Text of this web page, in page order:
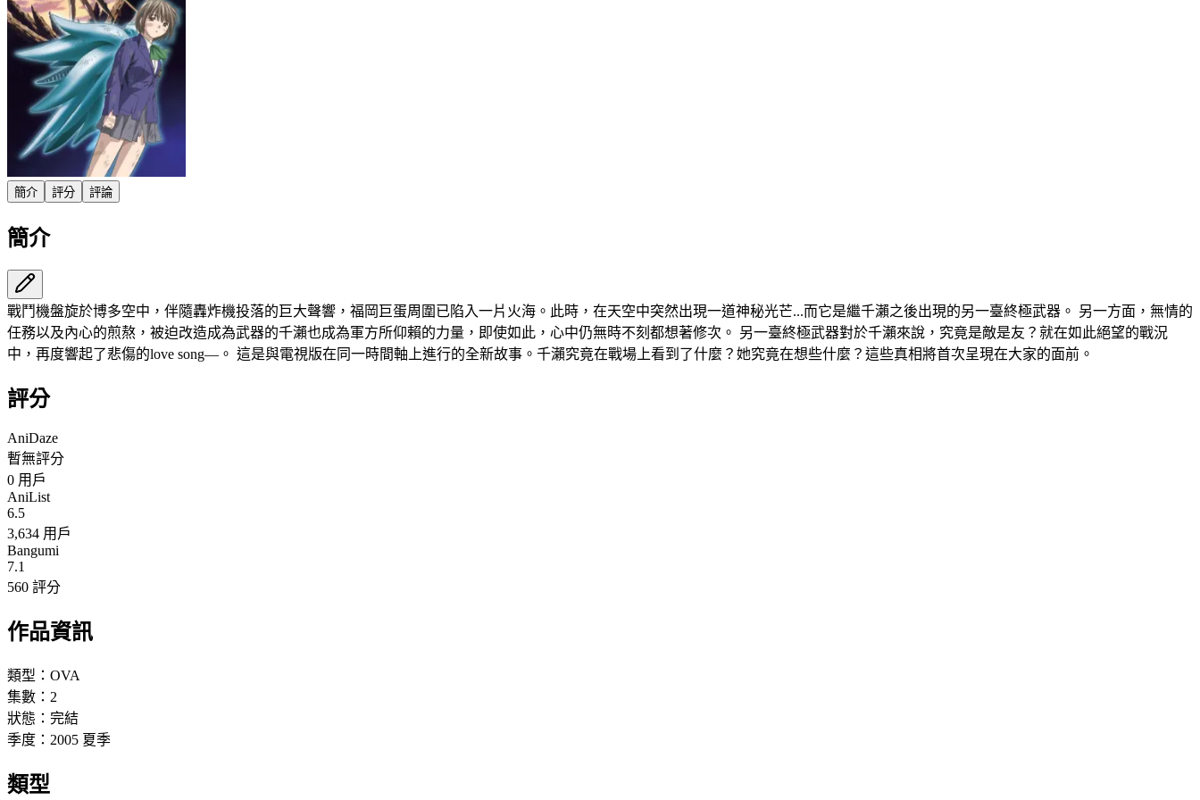
簡介 評分 評論
簡介
戰鬥機盤旋於博多空中，伴隨轟炸機投落的巨大聲響，福岡巨蛋周圍已陷入一片火海。此時，在天空中突然出現一道神秘光芒...而它是繼千瀨之後出現的另一臺終極武器。 另一方面，無情的
任務以及內心的煎熬，被迫改造成為武器的千瀨也成為軍方所仰賴的力量，即使如此，心中仍無時不刻都想著修次。 另一臺終極武器對於千瀨來說，究竟是敵是友？就在如此絕望的戰況
中，再度響起了悲傷的love song—。 這是與電視版在同一時間軸上進行的全新故事。千瀨究竟在戰場上看到了什麼？她究竟在想些什麼？這些真相將首次呈現在大家的面前。
評分
AniDaze
暫無評分
0 用戶
AniList
6.5
3,634 用戶
Bangumi
7.1
560 評分
作品資訊
類型： OVA
集數： 2
狀態： 完結
季度： 2005 夏季
類型